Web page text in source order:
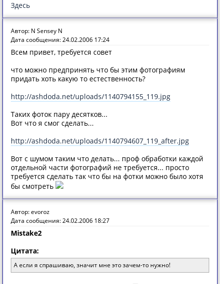
Здесь
Автор: N Sensey N
Дата сообщения: 24.02.2006 17:24
Всем привет, требуется совет
что можно предпринять что бы этим фотографиям
придать хоть какую то естественность?
http://ashdoda.net/uploads/1140794155_119.jpg
Таких фоток пару десятков...
Вот что я смог сделать...
http://ashdoda.net/uploads/1140794607_119_after.jpg
Вот с шумом таким что делать... проф обработки каждой
отдельной части фотографий не требуется... просто
требуется сделать так что бы на фотки можно было хотя
бы смотреть
Автор: evoroz
Дата сообщения: 24.02.2006 18:27
Mistake2
Цитата:
А если я спрашиваю, значит мне это зачем-то нужно!